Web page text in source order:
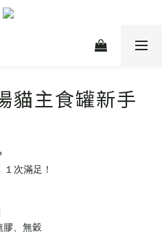
貓主食罐新手
次滿足！
膠、無穀